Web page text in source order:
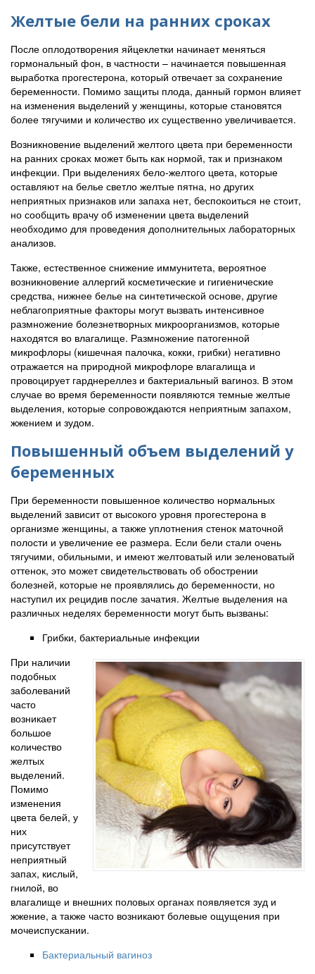
Желтые бели на ранних сроках
После оплодотворения яйцеклетки начинает меняться
гормональный фон, в частности – начинается повышенная
выработка прогестерона, который отвечает за сохранение
беременности. Помимо защиты плода, данный гормон влияет
на изменения выделений у женщины, которые становятся
более тягучими и количество их существенно увеличивается.
Возникновение выделений желтого цвета при беременности
на ранних сроках может быть как нормой, так и признаком
инфекции. При выделениях бело-желтого цвета, которые
оставляют на белье светло желтые пятна, но других
неприятных признаков или запаха нет, беспокоиться не стоит,
но сообщить врачу об изменении цвета выделений
необходимо для проведения дополнительных лабораторных
анализов.
Также, естественное снижение иммунитета, вероятное
возникновение аллергий косметические и гигиенические
средства, нижнее белье на синтетической основе, другие
неблагоприятные факторы могут вызвать интенсивное
размножение болезнетворных микроорганизмов, которые
находятся во влагалище. Размножение патогенной
микрофлоры (кишечная палочка, кокки, грибки) негативно
отражается на природной микрофлоре влагалища и
провоцирует гарднереллез и бактериальный вагиноз. В этом
случае во время беременности появляются темные желтые
выделения, которые сопровождаются неприятным запахом,
жжением и зудом.
Повышенный объем выделений у
беременных
При беременности повышенное количество нормальных
выделений зависит от высокого уровня прогестерона в
организме женщины, а также уплотнения стенок маточной
полости и увеличение ее размера. Если бели стали очень
тягучими, обильными, и имеют желтоватый или зеленоватый
оттенок, это может свидетельствовать об обострении
болезней, которые не проявлялись до беременности, но
наступил их рецидив после зачатия. Желтые выделения на
различных неделях беременности могут быть вызваны:
Грибки, бактериальные инфекции
При наличии
подобных
заболеваний
часто
возникает
большое
количество
желтых
выделений.
Помимо
изменения
цвета белей, у
них
присутствует
неприятный
запах, кислый,
гнилой, во
влагалище и внешних половых органах появляется зуд и
жжение, а также часто возникают болевые ощущения при
мочеиспускании.
Бактериальный вагиноз